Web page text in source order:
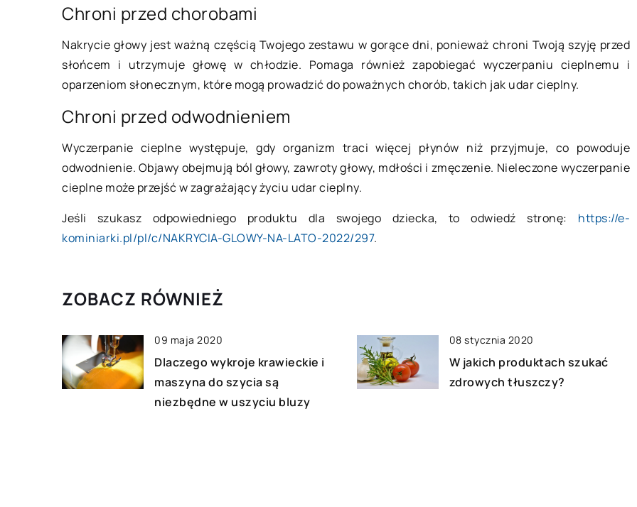
Chroni przed chorobami
Nakrycie głowy jest ważną częścią Twojego zestawu w gorące dni, ponieważ chroni Twoją szyję przed
słońcem i utrzymuje głowę w chłodzie. Pomaga również zapobiegać wyczerpaniu cieplnemu i
oparzeniom słonecznym, które mogą prowadzić do poważnych chorób, takich jak udar cieplny.
Chroni przed odwodnieniem
Wyczerpanie cieplne występuje, gdy organizm traci więcej płynów niż przyjmuje, co powoduje
odwodnienie. Objawy obejmują ból głowy, zawroty głowy, mdłości i zmęczenie. Nieleczone wyczerpanie
cieplne może przejść w zagrażający życiu udar cieplny.
Jeśli szukasz odpowiedniego produktu dla swojego dziecka, to odwiedź stronę: https://e-
kominiarki.pl/pl/c/NAKRYCIA-GLOWY-NA-LATO-2022/297.
ZOBACZ RÓWNIEŻ
09 maja 2020
Dlaczego wykroje krawieckie i
maszyna do szycia są
niezbędne w uszyciu bluzy
08 stycznia 2020
W jakich produktach szukać
zdrowych tłuszczy?
dekoracji, ponieważ nie pozostawiają
wiele miejsca na meble. Ale, przy
odrobinie kreatywności i planowania,
[…]
kluczową rolę w życiu wielu ludzi. To
właśnie z tego powodu sporo […]